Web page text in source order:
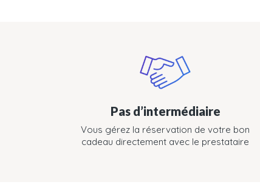
Pas d’intermédiaire
Vous gérez la réservation de votre bon
cadeau directement avec le prestataire